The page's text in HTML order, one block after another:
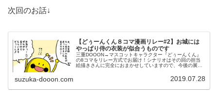
次回のお話↓
【どぅーんくん８コマ漫画リレー#2】お城には
やっぱり侍の衣装が似合うものです
三重DOOON→マスコットキャラクター『どぅーんくん』
の8コマをリレー方式でお届け！シナリオはその回の担当
絵描きさんに完全におまかせしていますので、今後の展開
suzuka-dooon.com 2019.07.28